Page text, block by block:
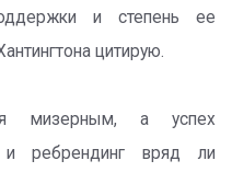
и степень ее
цитирую.
мизерным, а успех
и ребрендинг вряд ли